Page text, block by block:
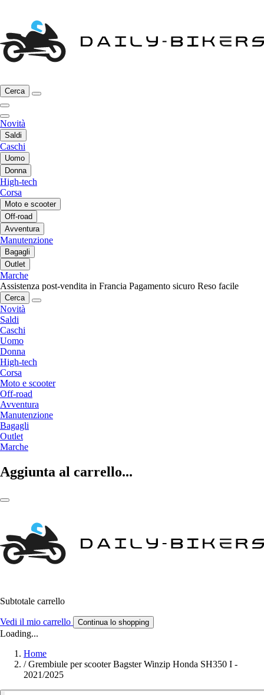
Cerca
Novità
Saldi
Caschi
Uomo
Donna
High-tech
Corsa
Moto e scooter
Off-road
Avventura
Manutenzione
Bagagli
Outlet
Marche
Assistenza post-vendita in Francia Pagamento sicuro Reso facile
Cerca
Novità
Saldi
Caschi
Uomo
Donna
High-tech
Corsa
Moto e scooter
Off-road
Avventura
Manutenzione
Bagagli
Outlet
Marche
Aggiunta al carrello...
Subtotale carrello
Vedi il mio carrello Continua lo shopping
Loading...
Home
/ Grembiule per scooter Bagster Winzip Honda SH350 I -
2021/2025